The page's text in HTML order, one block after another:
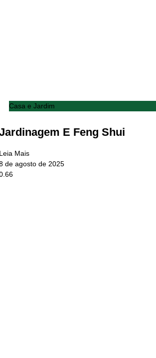
Casa e Jardim
E Feng Shui
Leia Mais
de agosto de 2025